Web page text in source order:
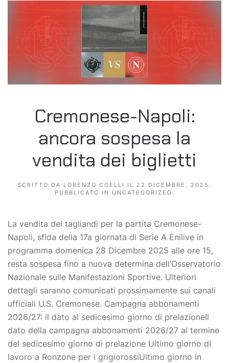
Cremonese-Napoli:
ancora sospesa la
vendita dei biglietti
SCRITTO DA LORENZO COELLI IL 22 DICEMBRE, 2025 .
PUBBLICATO IN UNCATEGORIZED .
La vendita dei tagliandi per la partita Cremonese-
Napoli, sfida della 17a giornata di Serie A Enilive in
programma domenica 28 Dicembre 2025 alle ore 15,
resta sospesa fino a nuova determina dell’Osservatorio
Nazionale sulle Manifestazioni Sportive. Ulteriori
dettagli saranno comunicati prossimamente sui canali
ufficiali U.S. Cremonese. Campagna abbonamenti
2026/27: il dato al sedicesimo giorno di prelazioneIl
dato della campagna abbonamenti 2026/27 al termine
del sedicesimo giorno di prelazione Ultimo giorno di
lavoro a Ronzone per i grigiorossiUltimo giorno in